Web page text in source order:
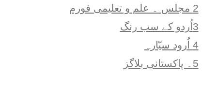
2 مجلس ۔ علم و تعلیمی فورم
3اُردو کے سب رنگ
4 اُرود سیّارہ
5۔ پاکستانی بلاگز